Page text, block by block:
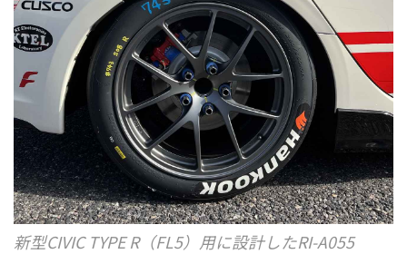
新型CIVIC TYPE R（FL5）用に設計したRI-A055